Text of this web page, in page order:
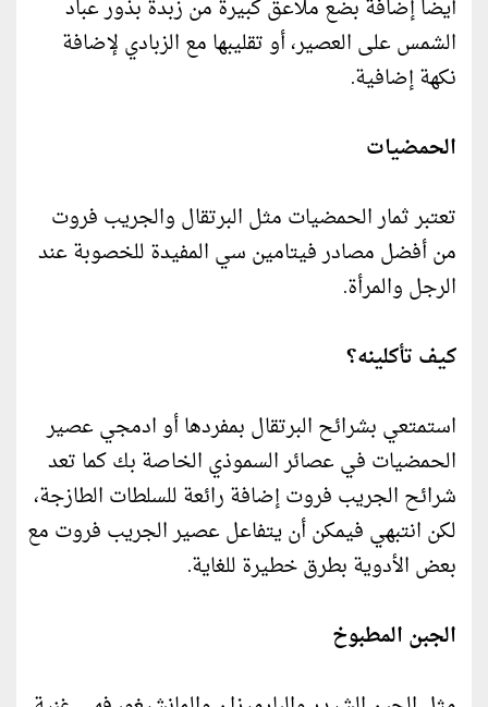
أيضاً إضافة بضع ملاعق كبيرة من زبدة بذور عباد
الشمس على العصير، أو تقليبها مع الزبادي لإضافة
نكهة إضافية.
الحمضيات
تعتبر ثمار الحمضيات مثل البرتقال والجريب فروت
من أفضل مصادر فيتامين سي المفيدة للخصوبة عند
الرجل والمرأة.
كيف تأكلينه؟
استمتعي بشرائح البرتقال بمفردها أو ادمجي عصير
الحمضيات في عصائر السموذي الخاصة بك كما تعد
شرائح الجريب فروت إضافة رائعة للسلطات الطازجة،
لكن انتبهي فيمكن أن يتفاعل عصير الجريب فروت مع
بعض الأدوية بطرق خطيرة للغاية.
الجبن المطبوخ